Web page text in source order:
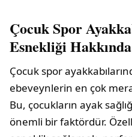
Çocuk Spor
Esnekliği
Çocuk spor
ebeveynlerin en çok
Bu, çocukların ayak
önemli bir faktördür.